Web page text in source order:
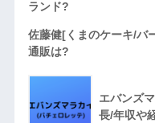
ランド?
佐藤健[くまのケーキ/バ
通販は?
エバンズ
長/年収や